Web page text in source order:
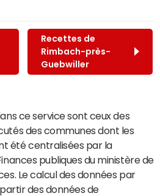
Recettes de
Rimbach-près-
Guebwiller
ce service sont ceux des
des communes dont les
été centralisées par la
publiques du ministère de
Le calcul des données par
des données de